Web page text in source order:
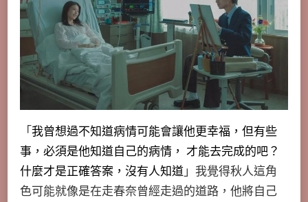
「我曾想過不知道病情可能會讓他更幸福，但有些
事，必須是他知道自己的病情， 才能去完成的吧？
什麼才是正確答案，沒有人知道」我覺得秋人這角
色可能就像是在走春奈曾經走過的道路，他將自己